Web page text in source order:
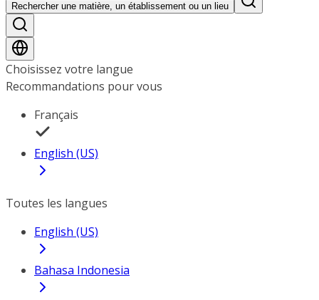
Rechercher une matière, un établissement ou un lieu
Choisissez votre langue
Recommandations pour vous
Français
English (US)
Toutes les langues
English (US)
Bahasa Indonesia